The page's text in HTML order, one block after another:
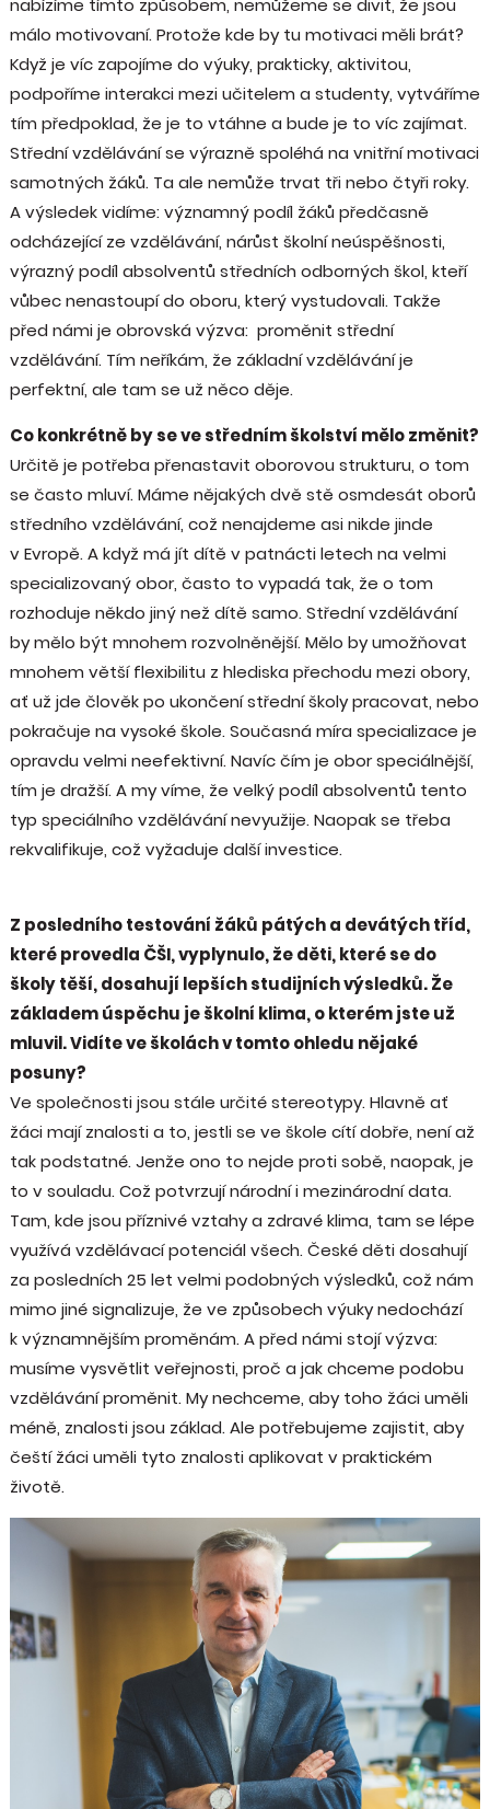
nabízíme tímto způsobem, nemůžeme se divit, že jsou
málo motivovaní. Protože kde by tu motivaci měli brát?
Když je víc zapojíme do výuky, prakticky, aktivitou,
podpoříme interakci mezi učitelem a studenty, vytváříme
tím předpoklad, že je to vtáhne a bude je to víc zajímat.
Střední vzdělávání se výrazně spoléhá na vnitřní motivaci
samotných žáků. Ta ale nemůže trvat tři nebo čtyři roky.
A výsledek vidíme: významný podíl žáků předčasně
odcházející ze vzdělávání, nárůst školní neúspěšnosti,
výrazný podíl absolventů středních odborných škol, kteří
vůbec nenastoupí do oboru, který vystudovali. Takže
před námi je obrovská výzva: proměnit střední
vzdělávání. Tím neříkám, že základní vzdělávání je
perfektní, ale tam se už něco děje.
Co konkrétně by se ve středním školství mělo změnit?
Určitě je potřeba přenastavit oborovou strukturu, o tom
se často mluví. Máme nějakých dvě stě osmdesát oborů
středního vzdělávání, což nenajdeme asi nikde jinde
v Evropě. A když má jít dítě v patnácti letech na velmi
specializovaný obor, často to vypadá tak, že o tom
rozhoduje někdo jiný než dítě samo. Střední vzdělávání
by mělo být mnohem rozvolněnější. Mělo by umožňovat
mnohem větší flexibilitu z hlediska přechodu mezi obory,
ať už jde člověk po ukončení střední školy pracovat, nebo
pokračuje na vysoké škole. Současná míra specializace je
opravdu velmi neefektivní. Navíc čím je obor speciálnější,
tím je dražší. A my víme, že velký podíl absolventů tento
typ speciálního vzdělávání nevyužije. Naopak se třeba
rekvalifikuje, což vyžaduje další investice.
Z posledního testování žáků pátých a devátých tříd,
které provedla ČŠI, vyplynulo, že děti, které se do
školy těší, dosahují lepších studijních výsledků. Že
základem úspěchu je školní klima, o kterém jste už
mluvil. Vidíte ve školách v tomto ohledu nějaké
posuny?
Ve společnosti jsou stále určité stereotypy. Hlavně ať
žáci mají znalosti a to, jestli se ve škole cítí dobře, není až
tak podstatné. Jenže ono to nejde proti sobě, naopak, je
to v souladu. Což potvrzují národní i mezinárodní data.
Tam, kde jsou příznivé vztahy a zdravé klima, tam se lépe
využívá vzdělávací potenciál všech. České děti dosahují
za posledních 25 let velmi podobných výsledků, což nám
mimo jiné signalizuje, že ve způsobech výuky nedochází
k významnějším proměnám. A před námi stojí výzva:
musíme vysvětlit veřejnosti, proč a jak chceme podobu
vzdělávání proměnit. My nechceme, aby toho žáci uměli
méně, znalosti jsou základ. Ale potřebujeme zajistit, aby
čeští žáci uměli tyto znalosti aplikovat v praktickém
životě.